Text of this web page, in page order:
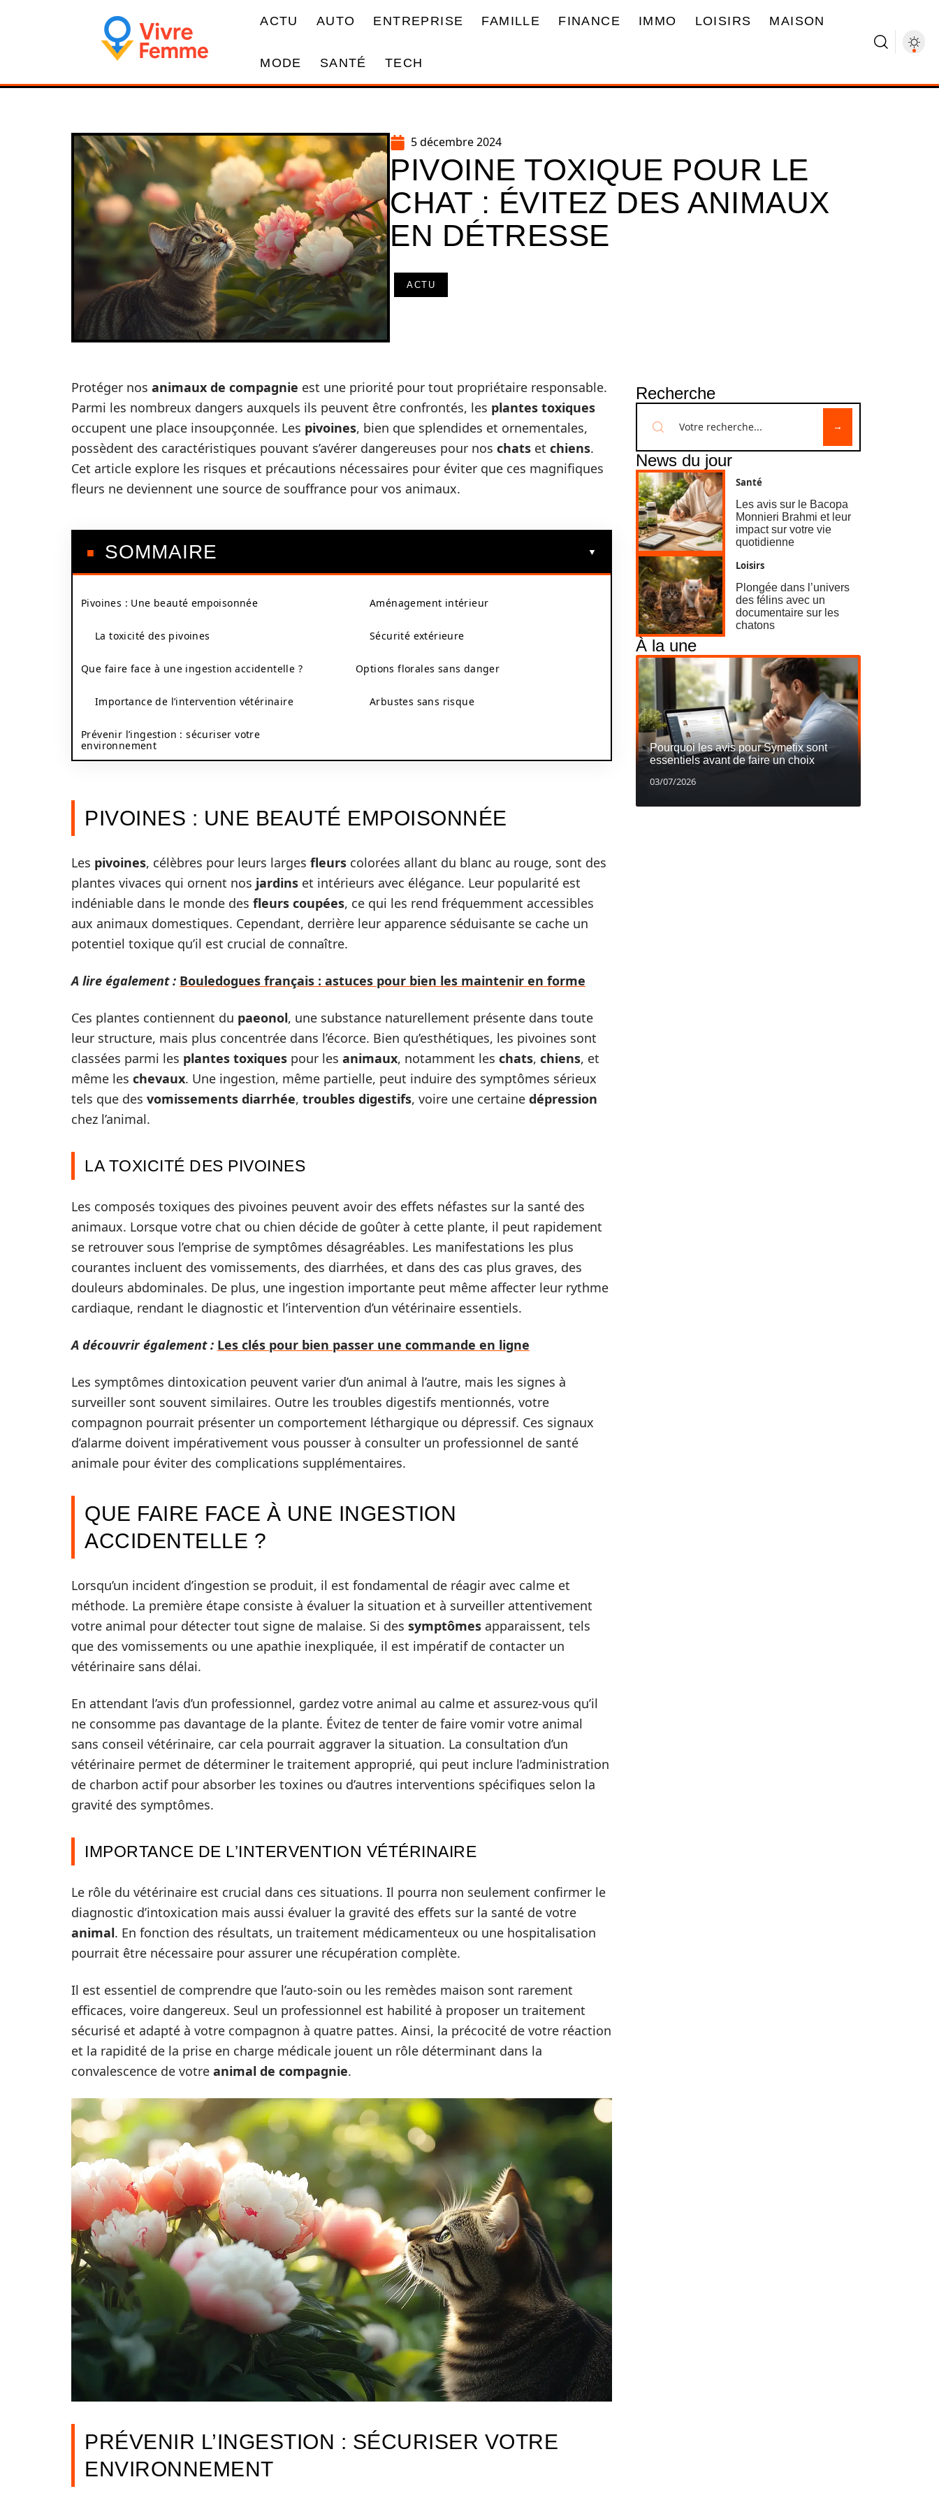
ACTU AUTO ENTREPRISE FAMILLE FINANCE IMMO LOISIRS MAISON
MODE SANTÉ TECH
5 décembre 2024
PIVOINE TOXIQUE POUR LE
CHAT : ÉVITEZ DES ANIMAUX
EN DÉTRESSE
ACTU
Protéger nos animaux de compagnie est une priorité pour tout propriétaire responsable.
Parmi les nombreux dangers auxquels ils peuvent être confrontés, les plantes toxiques
occupent une place insoupçonnée. Les pivoines, bien que splendides et ornementales,
possèdent des caractéristiques pouvant s’avérer dangereuses pour nos chats et chiens.
Cet article explore les risques et précautions nécessaires pour éviter que ces magnifiques
fleurs ne deviennent une source de souffrance pour vos animaux.
SOMMAIRE
Pivoines : Une beauté empoisonnée
La toxicité des pivoines
Que faire face à une ingestion accidentelle ?
Importance de l’intervention vétérinaire
Prévenir l’ingestion : sécuriser votre
environnement
Aménagement intérieur
Sécurité extérieure
Options florales sans danger
Arbustes sans risque
PIVOINES : UNE BEAUTÉ EMPOISONNÉE
Les pivoines, célèbres pour leurs larges fleurs colorées allant du blanc au rouge, sont des
plantes vivaces qui ornent nos jardins et intérieurs avec élégance. Leur popularité est
indéniable dans le monde des fleurs coupées, ce qui les rend fréquemment accessibles
aux animaux domestiques. Cependant, derrière leur apparence séduisante se cache un
potentiel toxique qu’il est crucial de connaître.
A lire également : Bouledogues français : astuces pour bien les maintenir en forme
Ces plantes contiennent du paeonol, une substance naturellement présente dans toute
leur structure, mais plus concentrée dans l’écorce. Bien qu’esthétiques, les pivoines sont
classées parmi les plantes toxiques pour les animaux, notamment les chats, chiens, et
même les chevaux. Une ingestion, même partielle, peut induire des symptômes sérieux
tels que des vomissements diarrhée, troubles digestifs, voire une certaine dépression
chez l’animal.
LA TOXICITÉ DES PIVOINES
Les composés toxiques des pivoines peuvent avoir des effets néfastes sur la santé des
animaux. Lorsque votre chat ou chien décide de goûter à cette plante, il peut rapidement
se retrouver sous l’emprise de symptômes désagréables. Les manifestations les plus
courantes incluent des vomissements, des diarrhées, et dans des cas plus graves, des
douleurs abdominales. De plus, une ingestion importante peut même affecter leur rythme
cardiaque, rendant le diagnostic et l’intervention d’un vétérinaire essentiels.
A découvrir également : Les clés pour bien passer une commande en ligne
Les symptômes dintoxication peuvent varier d’un animal à l’autre, mais les signes à
surveiller sont souvent similaires. Outre les troubles digestifs mentionnés, votre
compagnon pourrait présenter un comportement léthargique ou dépressif. Ces signaux
d’alarme doivent impérativement vous pousser à consulter un professionnel de santé
animale pour éviter des complications supplémentaires.
QUE FAIRE FACE À UNE INGESTION
ACCIDENTELLE ?
Lorsqu’un incident d’ingestion se produit, il est fondamental de réagir avec calme et
méthode. La première étape consiste à évaluer la situation et à surveiller attentivement
votre animal pour détecter tout signe de malaise. Si des symptômes apparaissent, tels
que des vomissements ou une apathie inexpliquée, il est impératif de contacter un
vétérinaire sans délai.
En attendant l’avis d’un professionnel, gardez votre animal au calme et assurez-vous qu’il
ne consomme pas davantage de la plante. Évitez de tenter de faire vomir votre animal
sans conseil vétérinaire, car cela pourrait aggraver la situation. La consultation d’un
vétérinaire permet de déterminer le traitement approprié, qui peut inclure l’administration
de charbon actif pour absorber les toxines ou d’autres interventions spécifiques selon la
gravité des symptômes.
IMPORTANCE DE L’INTERVENTION VÉTÉRINAIRE
Le rôle du vétérinaire est crucial dans ces situations. Il pourra non seulement confirmer le
diagnostic d’intoxication mais aussi évaluer la gravité des effets sur la santé de votre
animal. En fonction des résultats, un traitement médicamenteux ou une hospitalisation
pourrait être nécessaire pour assurer une récupération complète.
Il est essentiel de comprendre que l’auto-soin ou les remèdes maison sont rarement
efficaces, voire dangereux. Seul un professionnel est habilité à proposer un traitement
sécurisé et adapté à votre compagnon à quatre pattes. Ainsi, la précocité de votre réaction
et la rapidité de la prise en charge médicale jouent un rôle déterminant dans la
convalescence de votre animal de compagnie.
PRÉVENIR L’INGESTION : SÉCURISER VOTRE
ENVIRONNEMENT
Recherche
News du jour
Santé
Les avis sur le Bacopa
Monnieri Brahmi et leur
impact sur votre vie
quotidienne
Loisirs
Plongée dans l’univers
des félins avec un
documentaire sur les
chatons
À la une
Pourquoi les avis pour Symetix sont
essentiels avant de faire un choix
03/07/2026